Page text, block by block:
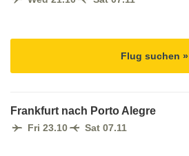
Flug suchen »
Frankfurt nach Porto Alegre
Fri 23.10 Sat 07.11